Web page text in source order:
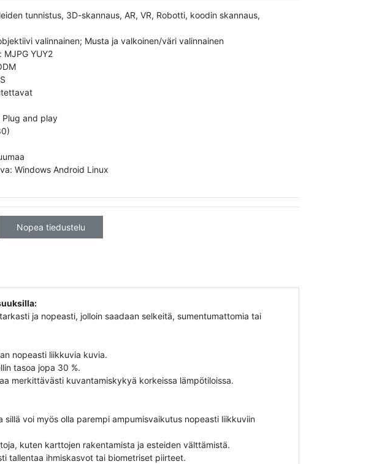
tunnistus, 3D-skannaus, AR, VR, Robotti, koodin skannaus,
valinnainen; Musta ja valkoinen/väri valinnainen
YUY2
Plug and play
Windows Android Linux
Nopea tiedustelu
ja nopeasti, jolloin saadaan selkeitä, sumentumattomia tai
nopeasti liikkuvia kuvia.
tasoa jopa 30 %.
merkittävästi kuvantamiskykyä korkeissa lämpötiloissa.
voi myös olla parempi ampumisvaikutus nopeasti liikkuviin
kuten karttojen rakentamista ja esteiden välttämistä.
tallentaa ihmiskasvot tai biometriset piirteet.